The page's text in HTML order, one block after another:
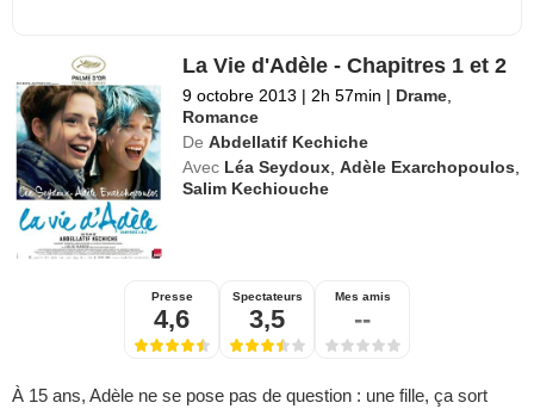
La Vie d'Adèle - Chapitres 1 et 2
9 octobre 2013 | 2h 57min | Drame,
Romance
De Abdellatif Kechiche
Avec Léa Seydoux,Adèle Exarchopoulos,
Salim Kechiouche
Presse
4,6
Spectateurs
3,5
Mes amis
--
À 15 ans, Adèle ne se pose pas de question : une fille, ça sort